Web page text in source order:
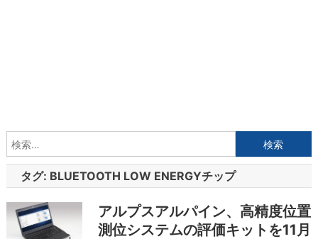
索:
タグ: BLUETOOTH LOW ENERGYチップ
アルプスアルパイン、高精度位置
測位システムの評価キットを11月